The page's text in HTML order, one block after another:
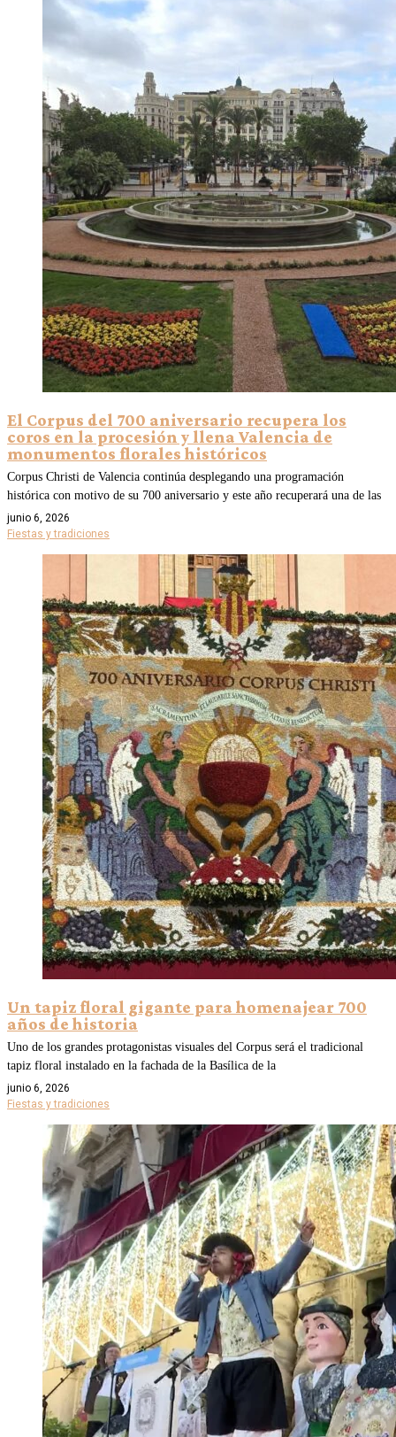
El Corpus del 700 aniversario recupera los
coros en la procesión y llena Valencia de
monumentos florales históricos
Corpus Christi de Valencia continúa desplegando una programación
histórica con motivo de su 700 aniversario y este año recuperará una de las
junio 6, 2026
Fiestas y tradiciones
Un tapiz floral gigante para homenajear 700
años de historia
Uno de los grandes protagonistas visuales del Corpus será el tradicional
tapiz floral instalado en la fachada de la Basílica de la
junio 6, 2026
Fiestas y tradiciones